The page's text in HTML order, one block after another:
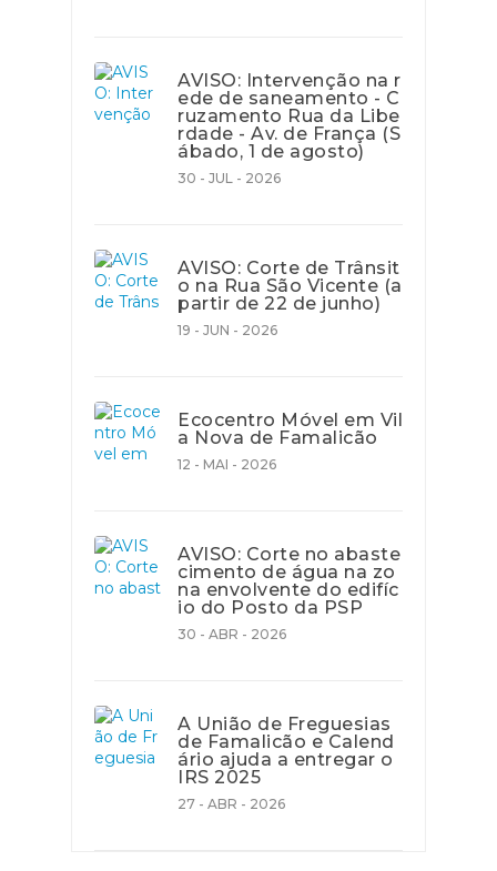
AVISO: Intervenção na r
ede de saneamento - C
ruzamento Rua da Libe
rdade - Av. de França (S
ábado, 1 de agosto)
30 - JUL - 2026
AVISO: Corte de Trânsit
o na Rua São Vicente (a
partir de 22 de junho)
19 - JUN - 2026
Ecocentro Móvel em Vil
a Nova de Famalicão
12 - MAI - 2026
AVISO: Corte no abaste
cimento de água na zo
na envolvente do edifíc
io do Posto da PSP
30 - ABR - 2026
A União de Freguesias
de Famalicão e Calend
ário ajuda a entregar o
IRS 2025
27 - ABR - 2026